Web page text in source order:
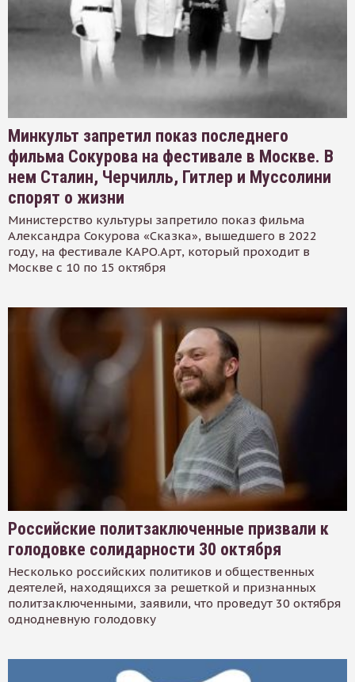
Минкульт запретил показ последнего
фильма Сокурова на фестивале в Москве. В
нем Сталин, Черчилль, Гитлер и Муссолини
спорят о жизни
Министерство культуры запретило показ фильма
Александра Сокурова «Сказка», вышедшего в 2022
году, на фестивале КАРО.Арт, который проходит в
Москве с 10 по 15 октября
Российские политзаключенные призвали к
голодовке солидарности 30 октября
Несколько российских политиков и общественных
деятелей, находящихся за решеткой и признанных
политзаключенными, заявили, что проведут 30 октября
однодневную голодовку